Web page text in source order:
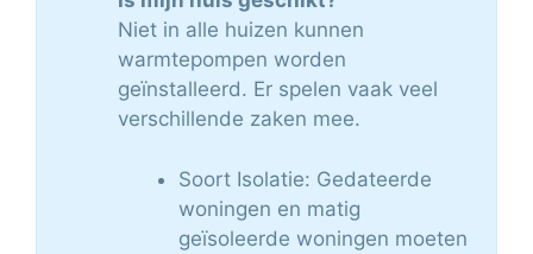
Niet in alle huizen kunnen
warmtepompen worden
geïnstalleerd. Er spelen vaak veel
verschillende zaken mee.
Soort Isolatie: Gedateerde
woningen en matig
geïsoleerde woningen moeten